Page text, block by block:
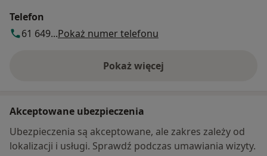
Telefon
61 649...Pokaż numer telefonu
Pokaż więcej
o adresie
Akceptowane ubezpieczenia
Ubezpieczenia są akceptowane, ale zakres zależy od
lokalizacji i usługi. Sprawdź podczas umawiania wizyty.